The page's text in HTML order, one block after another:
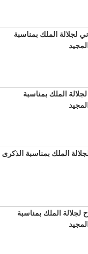
لجلالة الملك بمناسبة
الملك بمناسبة
الملك بمناسبة الذكرى
لجلالة الملك بمناسبة